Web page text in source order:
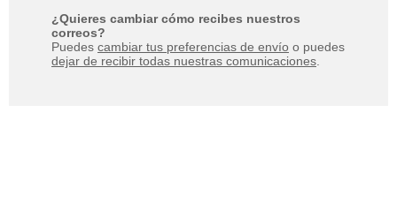
¿Quieres cambiar cómo recibes nuestros
correos?
Puedes cambiar tus preferencias de envío o puedes
dejar de recibir todas nuestras comunicaciones